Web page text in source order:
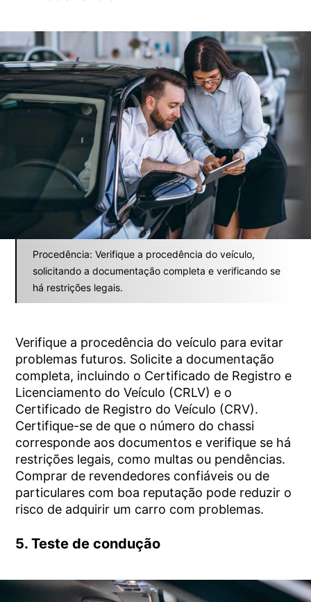
Procedência: Verifique a procedência do veículo,
solicitando a documentação completa e verificando se
há restrições legais.
Verifique a procedência do veículo para evitar
problemas futuros. Solicite a documentação
completa, incluindo o Certificado de Registro e
Licenciamento do Veículo (CRLV) e o
Certificado de Registro do Veículo (CRV).
Certifique-se de que o número do chassi
corresponde aos documentos e verifique se há
restrições legais, como multas ou pendências.
Comprar de revendedores confiáveis ou de
particulares com boa reputação pode reduzir o
risco de adquirir um carro com problemas.
5. Teste de condução